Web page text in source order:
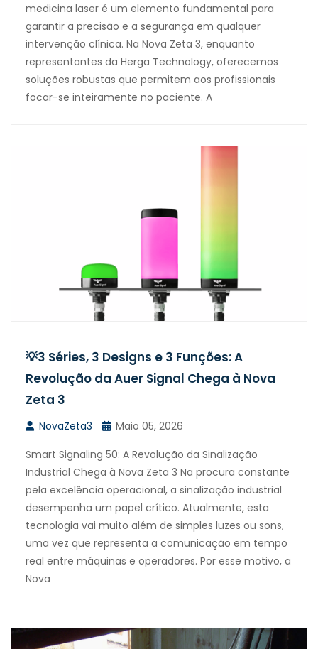
medicina laser é um elemento fundamental para
garantir a precisão e a segurança em qualquer
intervenção clínica. Na Nova Zeta 3, enquanto
representantes da Herga Technology, oferecemos
soluções robustas que permitem aos profissionais
focar-se inteiramente no paciente. A
💡3 Séries, 3 Designs e 3 Funções: A
Revolução da Auer Signal Chega à Nova
Zeta 3
NovaZeta3
Maio 05, 2026
Smart Signaling 50: A Revolução da Sinalização
Industrial Chega à Nova Zeta 3 Na procura constante
pela excelência operacional, a sinalização industrial
desempenha um papel crítico. Atualmente, esta
tecnologia vai muito além de simples luzes ou sons,
uma vez que representa a comunicação em tempo
real entre máquinas e operadores. Por esse motivo, a
Nova